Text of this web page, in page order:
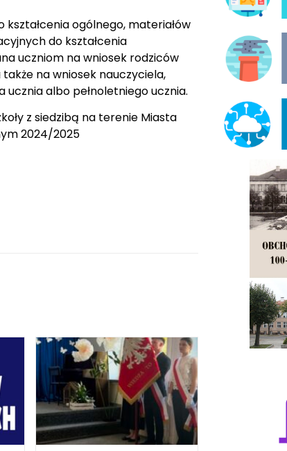
ogólnego, materiałów
do kształcenia
uczniom na wniosek rodziców
na wniosek nauczyciela,
albo pełnoletniego ucznia.
z siedzibą na terenie Miasta
2024/2025